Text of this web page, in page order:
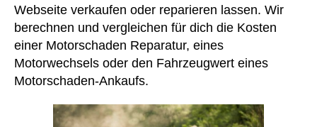
Webseite verkaufen oder reparieren lassen. Wir
berechnen und vergleichen für dich die Kosten
einer Motorschaden Reparatur, eines
Motorwechsels oder den Fahrzeugwert eines
Motorschaden-Ankaufs.